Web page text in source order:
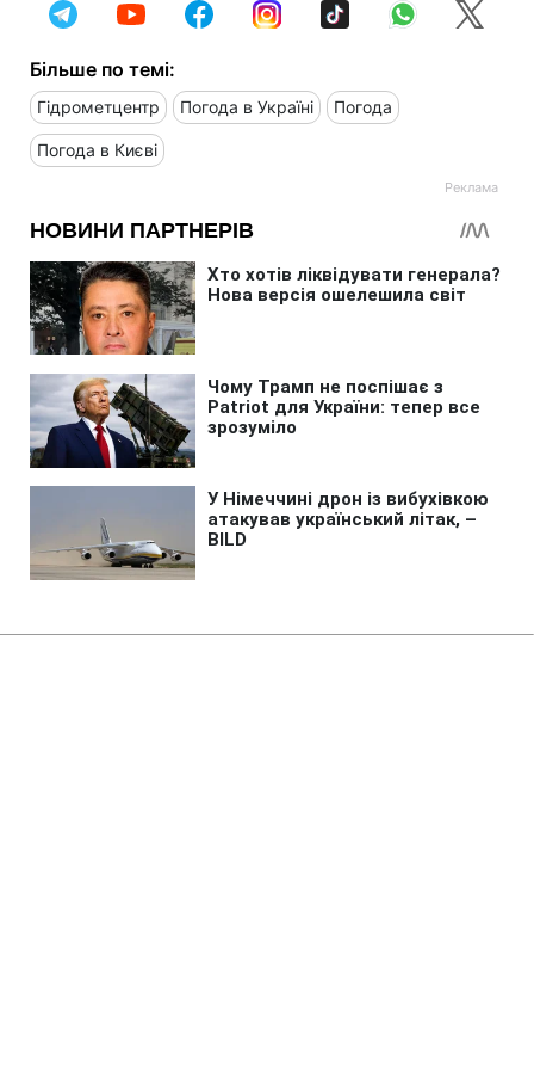
Більше по темі:
Гідрометцентр Погода в Україні Погода
Погода в Києві